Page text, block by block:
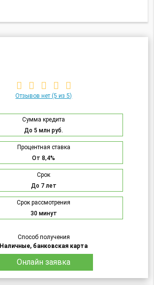
Отзывов нет (5 из 5)
Сумма кредита
До 5 млн руб.
Процентная ставка
От 8,4%
Срок
До 7 лет
Срок рассмотрения
30 минут
Способ получения
Наличные, банковская карта
Онлайн заявка